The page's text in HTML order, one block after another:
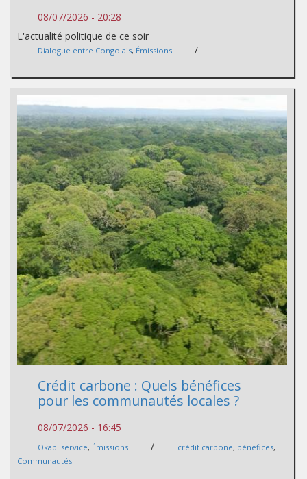
08/07/2026 - 20:28
L'actualité politique de ce soir
Dialogue entre Congolais, Émissions /
Crédit carbone : Quels bénéfices
pour les communautés locales ?
08/07/2026 - 16:45
Okapi service, Émissions / crédit carbone, bénéfices,
Communautés